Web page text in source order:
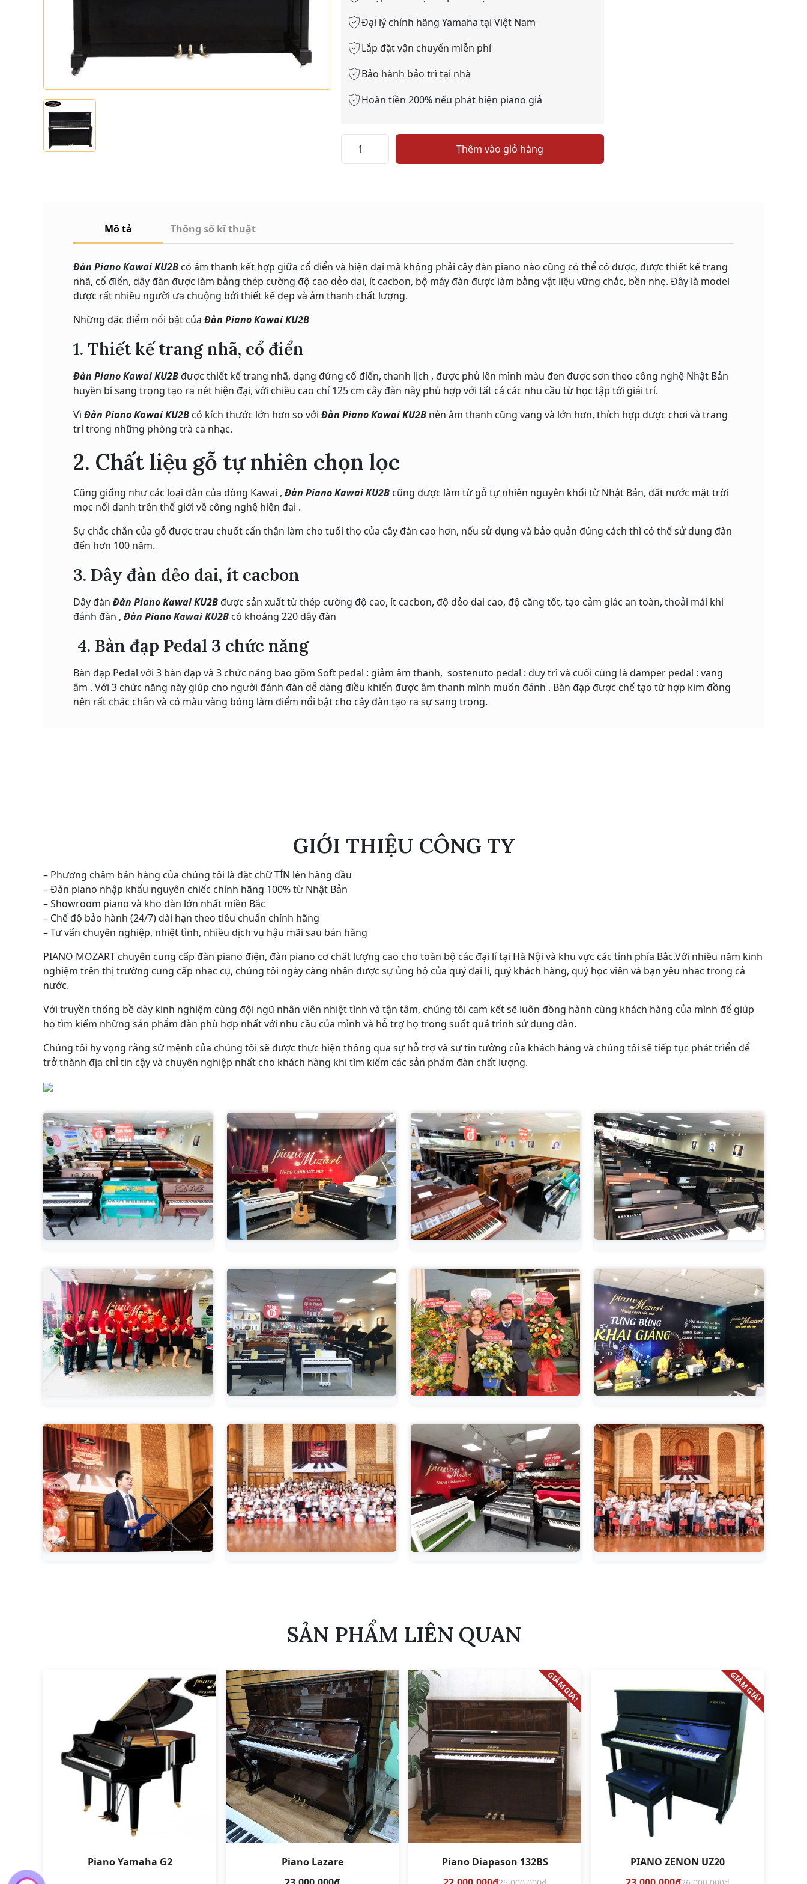
Đại lý chính hãng Yamaha tại Việt Nam
Lắp đặt vận chuyển miễn phí
Bảo hành bảo trì tại nhà
Hoàn tiền 200% nếu phát hiện piano giả
KAWAI
Thêm vào giỏ hàng
Mô tả Thông số kĩ thuật
Đàn Piano Kawai KU2B có âm thanh kết hợp giữa cổ điển và hiện đại mà không phải cây đàn piano nào cũng có thể có được, được thiết kế trang
nhã, cổ điển, dây đàn được làm bằng thép cường độ cao dẻo dai, ít cacbon, bộ máy đàn được làm bằng vật liệu vững chắc, bền nhẹ. Đây là model
được rất nhiều người ưa chuộng bởi thiết kế đẹp và âm thanh chất lượng.
Những đặc điểm nổi bật của Đàn Piano Kawai KU2B
1. Thiết kế trang nhã, cổ điển
Đàn Piano Kawai KU2Bđược thiết kế trang nhã, dạng đứng cổ điển, thanh lịch , được phủ lên mình màu đen được sơn theo công nghệ Nhật Bản
huyền bí sang trọng tạo ra nét hiện đại, với chiều cao chỉ 125 cm cây đàn này phù hợp với tất cả các nhu cầu từ học tập tới giải trí.
Vì Đàn Piano Kawai KU2B có kích thước lớn hơn so với Đàn Piano Kawai KU2B nên âm thanh cũng vang và lớn hơn, thích hợp được chơi và trang
trí trong những phòng trà ca nhạc.
2. Chất liệu gỗ tự nhiên chọn lọc
Cũng giống như các loại đàn của dòng Kawai , Đàn Piano Kawai KU2B cũng được làm từ gỗ tự nhiên nguyên khối từ Nhật Bản, đất nước mặt trời
mọc nổi danh trên thế giới về công nghệ hiện đại .
Sự chắc chắn của gỗ được trau chuốt cẩn thận làm cho tuổi thọ của cây đàn cao hơn, nếu sử dụng và bảo quản đúng cách thì có thể sử dụng đàn
đến hơn 100 năm.
3. Dây đàn dẻo dai, ít cacbon
Dây đàn Đàn Piano Kawai KU2Bđược sản xuất từ thép cường độ cao, ít cacbon, độ dẻo dai cao, độ căng tốt, tạo cảm giác an toàn, thoải mái khi
đánh đàn , Đàn Piano Kawai KU2B có khoảng 220 dây đàn
4. Bàn đạp Pedal 3 chức năng
Bàn đạp Pedal với 3 bàn đạp và 3 chức năng bao gồm Soft pedal : giảm âm thanh, sostenuto pedal : duy trì và cuối cùng là damper pedal : vang
âm . Với 3 chức năng này giúp cho người đánh đàn dễ dàng điều khiển được âm thanh mình muốn đánh . Bàn đạp được chế tạo từ hợp kim đồng
nên rất chắc chắn và có màu vàng bóng làm điểm nổi bật cho cây đàn tạo ra sự sang trọng.
GIỚI THIỆU CÔNG TY
– Phương châm bán hàng của chúng tôi là đặt chữ TÍN lên hàng đầu
– Đàn piano nhập khẩu nguyên chiếc chính hãng 100% từ Nhật Bản
– Showroom piano và kho đàn lớn nhất miền Bắc
– Chế độ bảo hành (24/7) dài hạn theo tiêu chuẩn chính hãng
– Tư vấn chuyên nghiệp, nhiệt tình, nhiều dịch vụ hậu mãi sau bán hàng
PIANO MOZART chuyên cung cấp đàn piano điện, đàn piano cơ chất lượng cao cho toàn bộ các đại lí tại Hà Nội và khu vực các tỉnh phía Bắc.Với nhiều năm kinh
nghiệm trên thị trường cung cấp nhạc cụ, chúng tôi ngày càng nhận được sự ủng hộ của quý đại lí, quý khách hàng, quý học viên và bạn yêu nhạc trong cả
nước.
Với truyền thống bề dày kinh nghiệm cùng đội ngũ nhân viên nhiệt tình và tận tâm, chúng tôi cam kết sẽ luôn đồng hành cùng khách hàng của mình để giúp
họ tìm kiếm những sản phẩm đàn phù hợp nhất với nhu cầu của mình và hỗ trợ họ trong suốt quá trình sử dụng đàn.
Chúng tôi hy vọng rằng sứ mệnh của chúng tôi sẽ được thực hiện thông qua sự hỗ trợ và sự tin tưởng của khách hàng và chúng tôi sẽ tiếp tục phát triển để
trở thành địa chỉ tin cậy và chuyên nghiệp nhất cho khách hàng khi tìm kiếm các sản phẩm đàn chất lượng.
SẢN PHẨM LIÊN QUAN
Piano Yamaha G2
Piano Lazare
GIẢM GIÁ!
Piano Diapason 132BS
GIẢM GIÁ!
PIANO ZENON UZ20